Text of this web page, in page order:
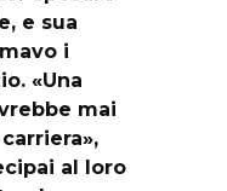
e sua
i
«Una
mai
al loro